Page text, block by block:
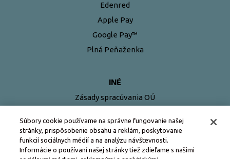
Edenred
Apple Pay
Google Pay™
Plná Peňaženka
INÉ
Zásady spracúvania OÚ
Súbory cookie používame na správne fungovanie našej
stránky, prispôsobenie obsahu a reklám, poskytovanie
funkcií sociálnych médií a na analýzu návštevnosti.
Informácie o používaní našej stránky tiež zdieľame s našimi